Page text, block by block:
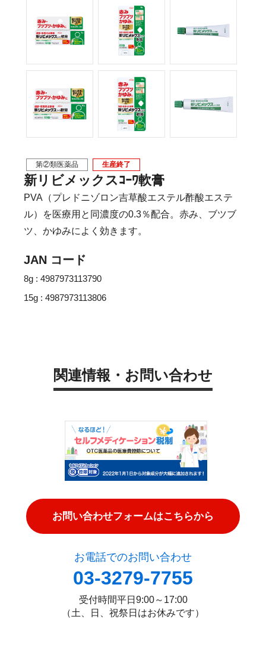
第②類医薬品 生産終了
新リビメックスｺｰﾜ軟膏
PVA（プレドニゾロン吉草酸エステル酢酸エステ
ル）を医療用と同濃度の0.3％配合。赤み、ブツブ
ツ、かゆみによく効きます。
JAN コード
8g : 4987973113790
15g : 4987973113806
関連情報・お問い合わせ
お問い合わせフォームはこちらから
お電話でのお問い合わせ
03-3279-7755
受付時間平日9:00～17:00
（土、日、祝祭日はお休みです）